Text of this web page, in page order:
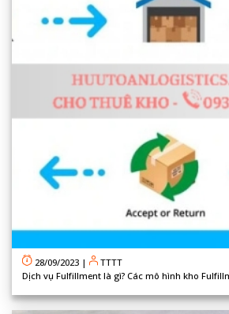
28/09/2023 |
TTTT
Dịch vụ Fulfillment là gì? Các mô hình kho